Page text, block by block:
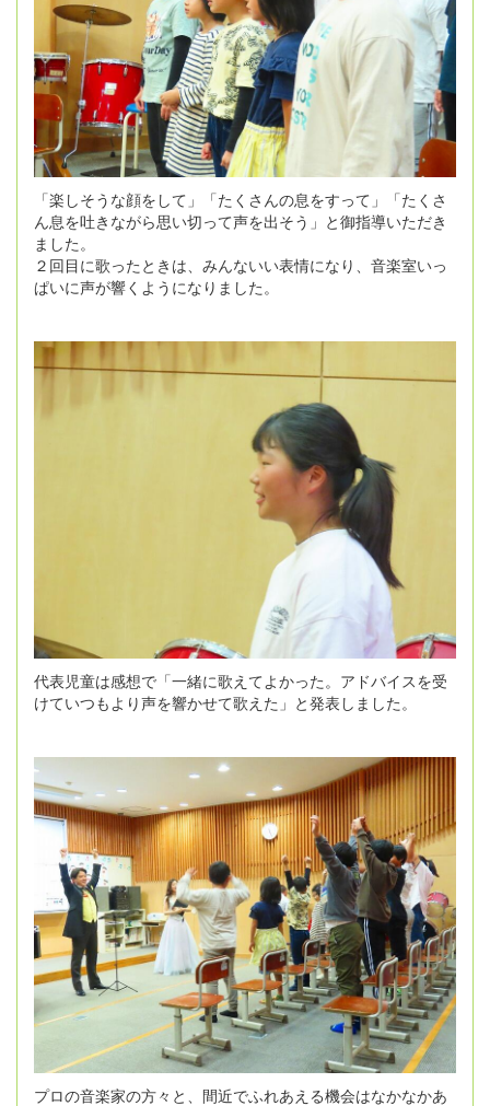
「楽しそうな顔をして」「たくさんの息をすって」「たくさ
ん息を吐きながら思い切って声を出そう」と御指導いただき
ました。
２回目に歌ったときは、みんないい表情になり、音楽室いっ
ぱいに声が響くようになりました。
代表児童は感想で「一緒に歌えてよかった。アドバイスを受
けていつもより声を響かせて歌えた」と発表しました。
プロの音楽家の方々と、間近でふれあえる機会はなかなかあ